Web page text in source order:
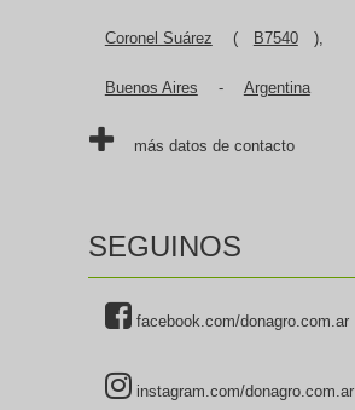
Coronel Suárez ( B7540 ),
Buenos Aires - Argentina
más datos de contacto
SEGUINOS
facebook.com/donagro.com.ar
instagram.com/donagro.com.ar